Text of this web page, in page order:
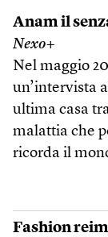
Anam il
Nexo+
Nel maggio
un’intervista
ultima casa
malattia che
ricorda il
Fashion